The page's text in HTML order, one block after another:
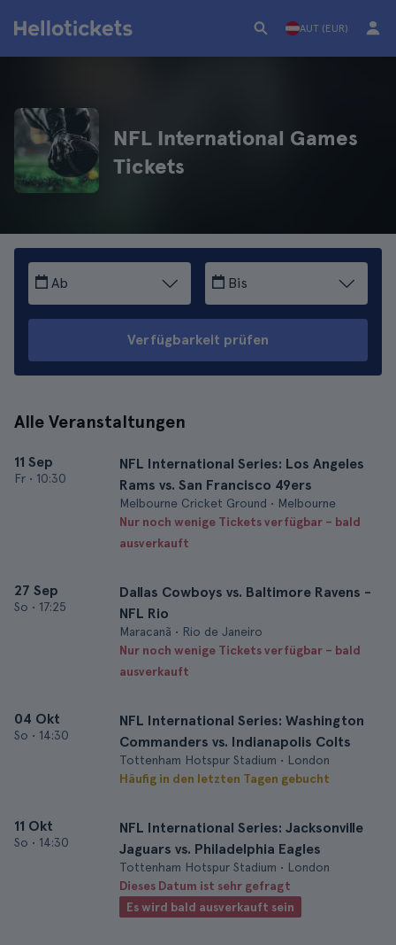
AUT (EUR)
NFL International Games
Tickets
Ab Bis
Verfügbarkeit prüfen
Alle Veranstaltungen
11 Sep
Fr • 10:30
NFL International Series: Los Angeles
Rams vs. San Francisco 49ers
Melbourne Cricket Ground • Melbourne
Nur noch wenige Tickets verfügbar – bald
ausverkauft
27 Sep
So • 17:25
Dallas Cowboys vs. Baltimore Ravens -
NFL Rio
Maracanã • Rio de Janeiro
Nur noch wenige Tickets verfügbar – bald
ausverkauft
04 Okt
So • 14:30
NFL International Series: Washington
Commanders vs. Indianapolis Colts
Tottenham Hotspur Stadium • London
Häufig in den letzten Tagen gebucht
11 Okt
So • 14:30
NFL International Series: Jacksonville
Jaguars vs. Philadelphia Eagles
Tottenham Hotspur Stadium • London
Dieses Datum ist sehr gefragt
Es wird bald ausverkauft sein